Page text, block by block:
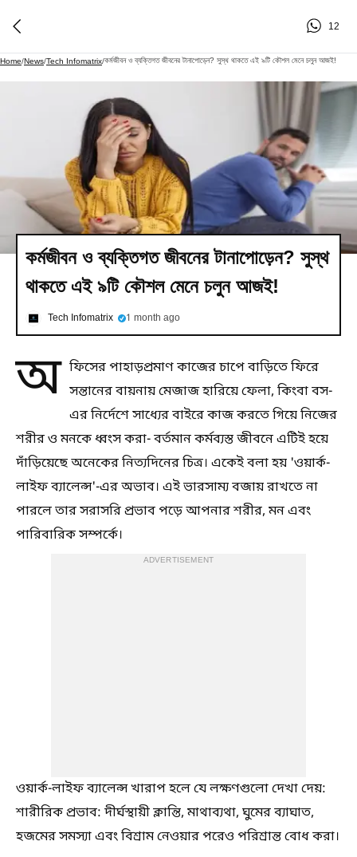
12
Home/News/Tech Infomatrix/কর্মজীবন ও ব্যক্তিগত জীবনের টানাপোড়েন? সুস্থ থাকতে এই ৯টি কৌশল মেনে চলুন আজই!
কর্মজীবন ও ব্যক্তিগত জীবনের টানাপোড়েন? সুস্থ
থাকতে এই ৯টি কৌশল মেনে চলুন আজই!
Tech Infomatrix 1 month ago
অ ফিসের পাহাড়প্রমাণ কাজের চাপে বাড়িতে ফিরে
সন্তানের বায়নায় মেজাজ হারিয়ে ফেলা, কিংবা বস-
এর নির্দেশে সাধ্যের বাইরে কাজ করতে গিয়ে নিজের
শরীর ও মনকে ধ্বংস করা- বর্তমান কর্মব্যস্ত জীবনে এটিই হয়ে
দাঁড়িয়েছে অনেকের নিত্যদিনের চিত্র। একেই বলা হয় 'ওয়ার্ক-
লাইফ ব্যালেন্স'-এর অভাব। এই ভারসাম্য বজায় রাখতে না
পারলে তার সরাসরি প্রভাব পড়ে আপনার শরীর, মন এবং
পারিবারিক সম্পর্কে।
ADVERTISEMENT
ওয়ার্ক-লাইফ ব্যালেন্স খারাপ হলে যে লক্ষণগুলো দেখা দেয়:
শারীরিক প্রভাব: দীর্ঘস্থায়ী ক্লান্তি, মাথাব্যথা, ঘুমের ব্যাঘাত,
হজমের সমস্যা এবং বিশ্রাম নেওয়ার পরেও পরিশ্রান্ত বোধ করা।